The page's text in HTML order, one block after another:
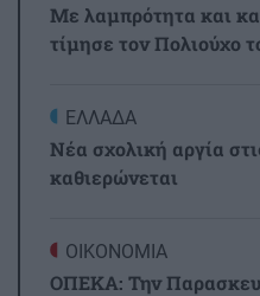
Με λαμπρότητα και
τίμησε τον Πολιούχο
ΕΛΛΑΔΑ
Νέα σχολική αργία
καθιερώνεται
ΟΙΚΟΝΟΜΙΑ
ΟΠΕΚΑ: Την